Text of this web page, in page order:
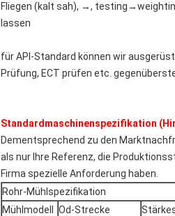
Fliegen (kalt sah), →,
lassen
für API-Standard können wir
Prüfung, ECT prüfen etc.
Standardmaschinenspezifikation
Dementsprechend zu den
als nur Ihre Referenz, die
Firma spezielle Anforderung haben.
Rohr-Mühlspezifikation
Mühlmodell
Od-Strecke